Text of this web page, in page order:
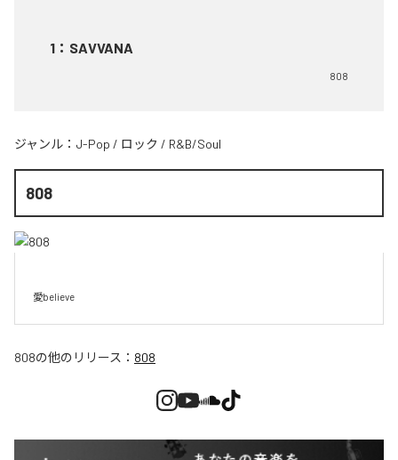
1 ： SAVVANA
808
ジャンル： J-Pop / ロック / R&B/Soul
808
愛believe
808の他のリリース： 808